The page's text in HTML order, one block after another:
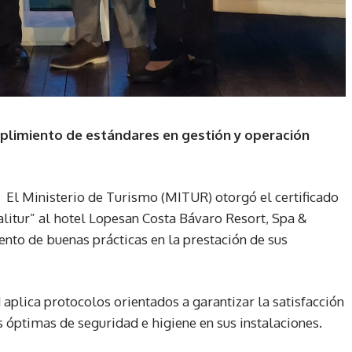
de estándares en gestión y operación
El Ministerio de Turismo (MITUR) otorgó el certificado
al hotel Lopesan Costa Bávaro Resort, Spa &
de buenas prácticas en la prestación de sus
protocolos orientados a garantizar la satisfacción
óptimas de seguridad e higiene en sus instalaciones.